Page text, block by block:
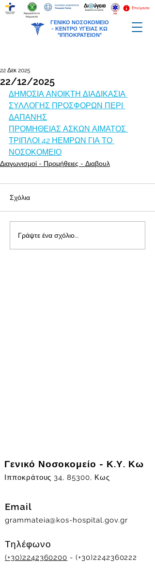
ΓΕΝΙΚΟ ΝΟΣΟΚΟΜΕΙΟ
- ΚΕΝΤΡΟ ΥΓΕΙΑΣ ΚΩ
"ΙΠΠΟΚΡΑΤΕΙΟΝ"
Επείγοντα
Εφημερεύοντα
Φαρμακεία
22/12/2025
22 Δεκ 2025
ΔΗΜΟΣΙΑ ΑΝΟΙΚΤΗ ΔΙΑΔΙΚΑΣΙΑ
ΣΥΛΛΟΓΗΣ ΠΡΟΣΦΟΡΩΝ ΠΕΡΙ
ΔΑΠΑΝΗΣ
ΠΡΟΜΗΘΕΙΑΣ ΑΣΚΩΝ ΑΙΜΑΤΟΣ
ΤΡΙΠΛΟΙ 42 ΗΕΜΡΩΝ ΓΙΑ ΤΟ
ΝΟΣΟΚΟΜΕΙΟ
Διαγωνισμοί - Προμήθειες - Διαβουλ
Σχόλια
Γράψτε ένα σχόλιο...
Γενικό Νοσοκομείο - Κ.Υ. Κω
Ιπποκράτους 34, 85300, Κως
Email
grammateia@kos-hospital.gov.gr
Τηλέφωνο
(+30)2242360200 - (+30)2242360222